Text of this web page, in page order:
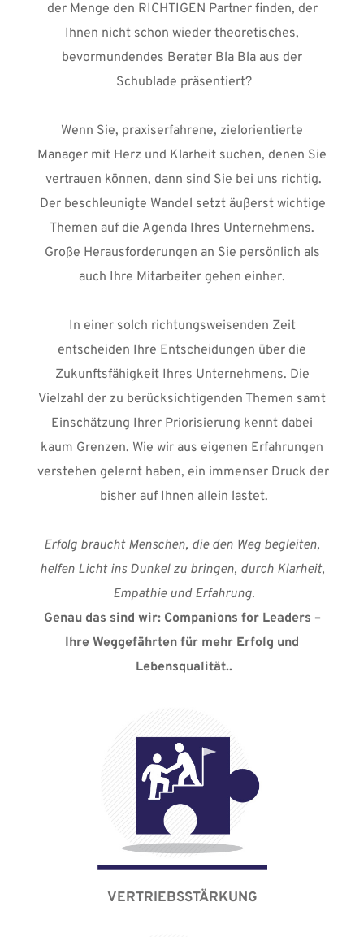
der Menge den RICHTIGEN Partner finden, der
Ihnen nicht schon wieder theoretisches,
bevormundendes Berater Bla Bla aus der
Schublade präsentiert?
Wenn Sie, praxiserfahrene, zielorientierte
Manager mit Herz und Klarheit suchen, denen Sie
vertrauen können, dann sind Sie bei uns richtig.
Der beschleunigte Wandel setzt äußerst wichtige
Themen auf die Agenda Ihres Unternehmens.
Große Herausforderungen an Sie persönlich als
auch Ihre Mitarbeiter gehen einher.
In einer solch richtungsweisenden Zeit
entscheiden Ihre Entscheidungen über die
Zukunftsfähigkeit Ihres Unternehmens. Die
Vielzahl der zu berücksichtigenden Themen samt
Einschätzung Ihrer Priorisierung kennt dabei
kaum Grenzen. Wie wir aus eigenen Erfahrungen
verstehen gelernt haben, ein immenser Druck der
bisher auf Ihnen allein lastet.
Erfolg braucht Menschen, die den Weg begleiten,
helfen Licht ins Dunkel zu bringen, durch Klarheit,
Empathie und Erfahrung.
Genau das sind wir: Companions for Leaders –
Ihre Weggefährten für mehr Erfolg und
Lebensqualität..
VERTRIEBSSTÄRKUNG